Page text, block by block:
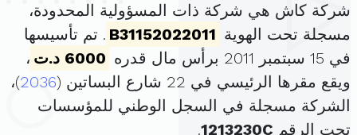
شركة كاش هي شركة ذات المسؤولية المحدودة،
مسجلة تحت الهوية B31152022011 . تم تأسيسها
في 15 سبتمبر 2011 برأس مال قدره
6000 د.ت
،
ويقع مقرها الرئيسي في 22 شارع البساتين (
2036)،
الشركة مسجلة في السجل الوطني للمؤسسات
تحت الرقم 1213230C
.